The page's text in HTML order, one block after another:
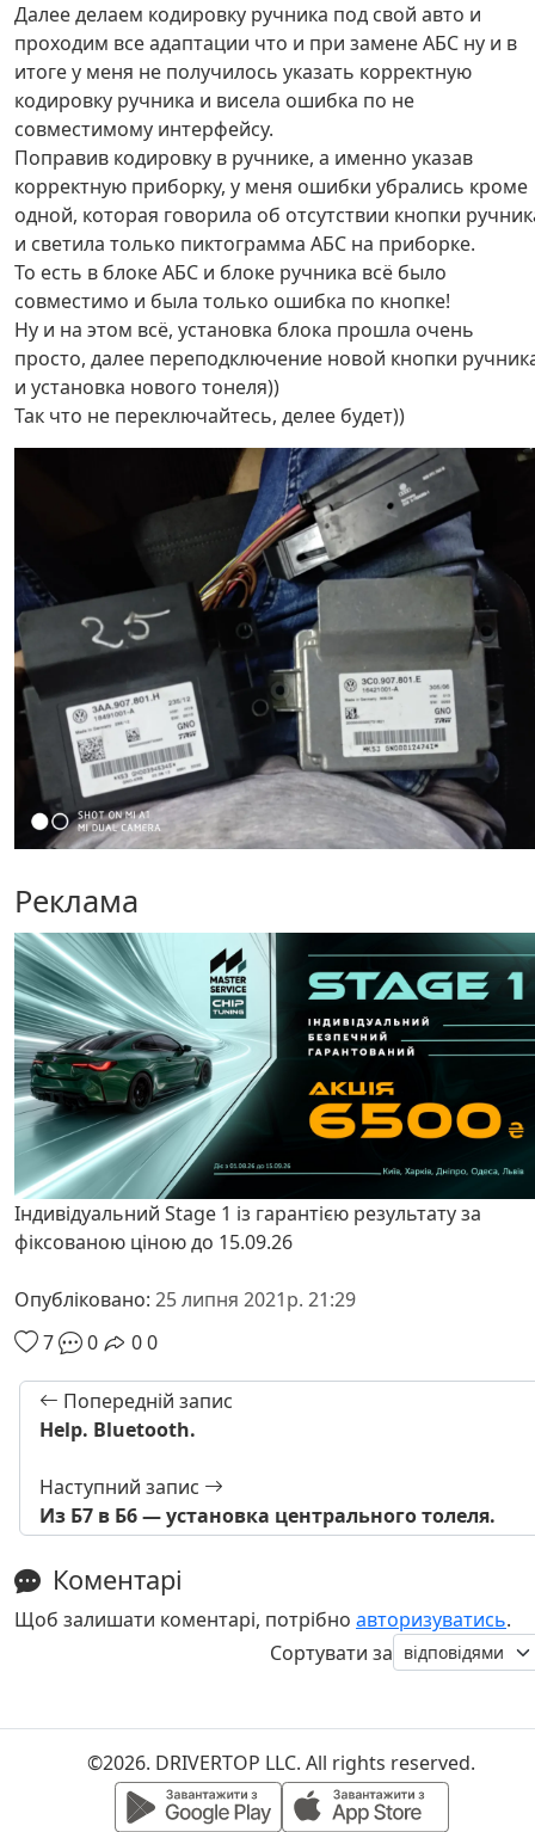
Далее делаем кодировку ручника под свой авто и
проходим все адаптации что и при замене АБС ну и в
итоге у меня не получилось указать корректную
кодировку ручника и висела ошибка по не
совместимому интерфейсу.
Поправив кодировку в ручнике, а именно указав
корректную приборку, у меня ошибки убрались кроме
одной, которая говорила об отсутствии кнопки
и светила только пиктограмма АБС на приборке.
То есть в блоке АБС и блоке ручника всё было
совместимо и была только ошибка по кнопке!
Ну и на этом всё, установка блока прошла очень
просто, далее переподключение новой кнопки
и установка нового тонеля))
Так что не переключайтесь, делее будет))
Реклама
Індивідуальний Stage 1 із гарантією результату за
фіксованою ціною до 15.09.26
Опубліковано: 25 липня 2021р. 21:29
7
0 00
Попередній запис
Help. Bluetooth.
Наступний запис
Из Б7 в Б6 — установка центрального толеля.
Коментарі
Щоб залишати коментарі, потрібно авторизуватись.
Сортувати за
©2026. DRIVERTOP LLC. All rights reserved.